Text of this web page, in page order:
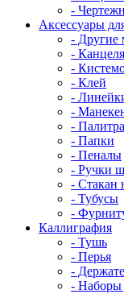
-
Аксессуары
- Другие
-
-
- Клей
-
-
- Палитра
- Папки
- Пеналы
- Ручки
- Стакан
- Тубусы
-
Каллиграфия
- Тушь
- Перья
-
- Наборы